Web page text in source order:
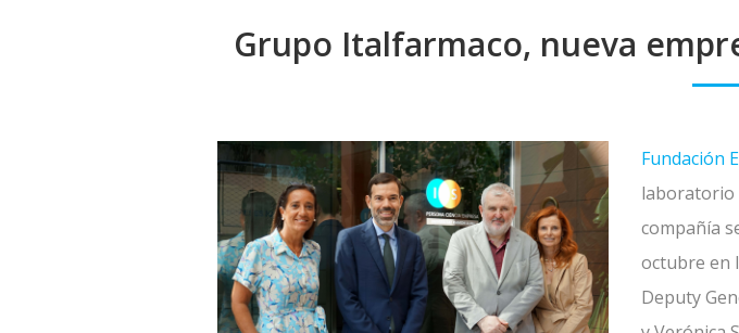
Grupo Italfarmaco, nueva
Fundación
laboratorio
compañía
octubre en
Deputy